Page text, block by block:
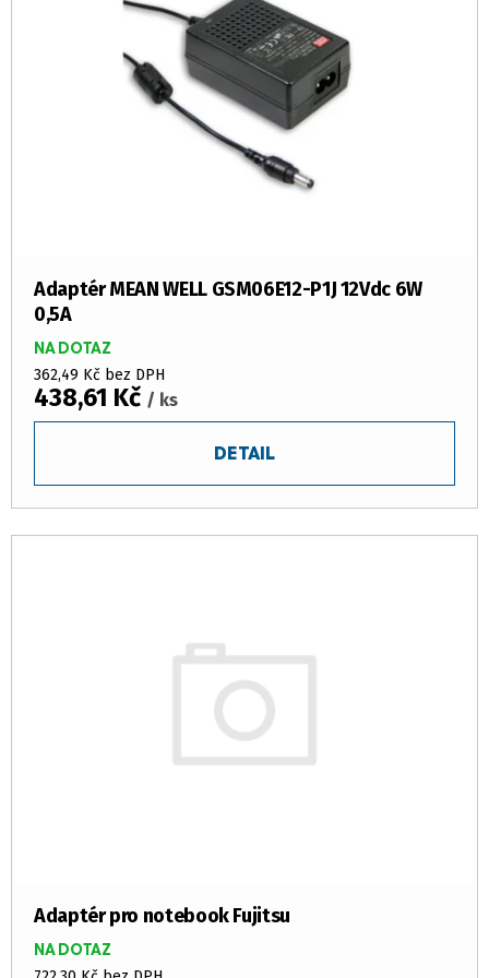
Adaptér MEAN WELL GSM06E12-P1J 12Vdc 6W
0,5A
NA DOTAZ
362,49 Kč bez DPH
438,61 Kč / ks
DETAIL
Adaptér pro notebook Fujitsu
NA DOTAZ